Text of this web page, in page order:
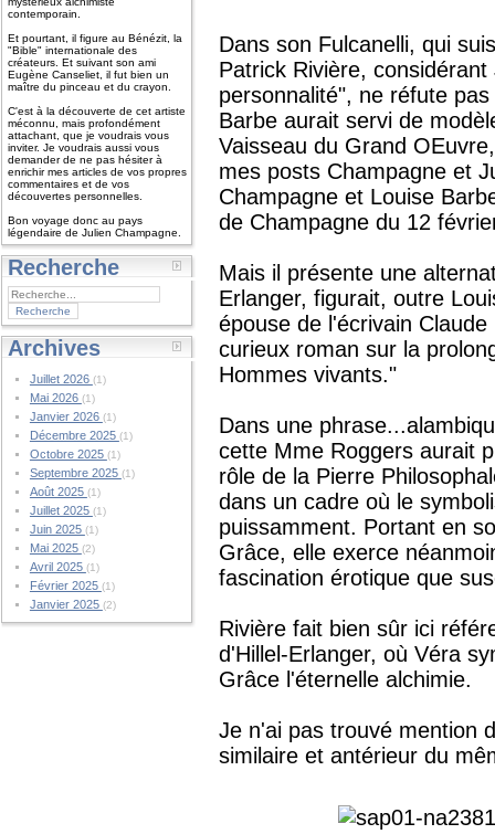
contemporain.
Et pourtant, il figure au Bénézit, la
"Bible" internationale des
créateurs. Et suivant son ami
Eugène Canseliet, il fut bien un
maître du pinceau et du crayon.
C'est à la découverte de cet artiste
méconnu, mais profondément
attachant, que je voudrais vous
inviter. Je voudrais aussi vous
demander de ne pas hésiter à
enrichir mes articles de vos propres
commentaires et de vos
découvertes personnelles.
Bon voyage donc au pays
légendaire de Julien Champagne.
Recherche
Archives
Juillet 2026 (1)
Mai 2026 (1)
Janvier 2026 (1)
Décembre 2025 (1)
Octobre 2025 (1)
Septembre 2025 (1)
Août 2025 (1)
Juillet 2025 (1)
Juin 2025 (1)
Mai 2025 (2)
Avril 2025 (1)
Février 2025 (1)
Janvier 2025 (2)
Dans son Fulcanelli, qui
Patrick Rivière,
personnalité", ne réfute
Barbe aurait servi de
Vaisseau du Grand
mes posts Champagne et
Champagne et Louise
de Champagne du 12
Mais il présente une
Erlanger, figurait, outre
épouse de l'écrivain
curieux roman sur la
Hommes vivants."
Dans une
cette Mme Roggers aurait
rôle de la Pierre
dans un cadre où le
puissamment. Portant en
Grâce, elle exerce
fascination érotique que
Rivière fait bien sûr ici
d'Hillel-Erlanger, où Véra
Grâce l'éternelle alchimie.
Je n'ai pas trouvé mention
similaire et antérieur du